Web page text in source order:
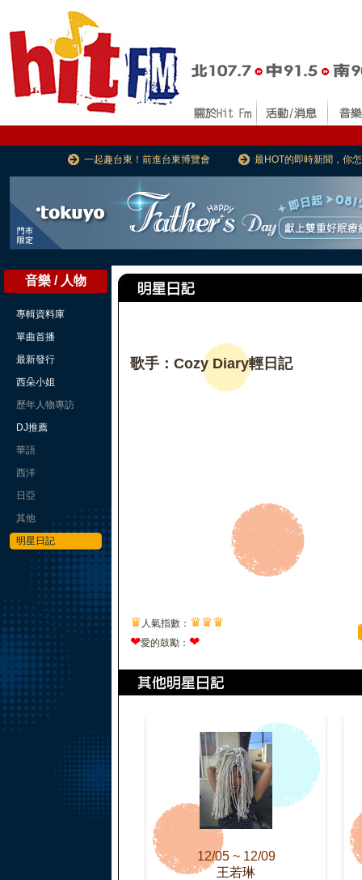
一起趣台東！前進台東博覽會 最HOT的即時新聞，你
音樂 / 人物
專輯資料庫
單曲首播
最新發行
西朵小姐
歷年人物專訪
DJ推薦
華語
西洋
日亞
其他
明星日記
歌手：Cozy Diary輕日記
♛ 人氣指數： ♛♛♛
❤愛的鼓勵： ❤
12/05 ~ 12/09
王若琳